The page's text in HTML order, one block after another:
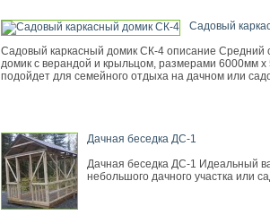
Садовый
Садовый каркасный домик СК-4 описание Средний
домик с верандой и крыльцом, размерами 6000мм
подойдет для семейного отдыха на дачном или
Дачная беседка ДС-1
Дачная беседка ДС-1 Идеальный
небольшого дачного участка или